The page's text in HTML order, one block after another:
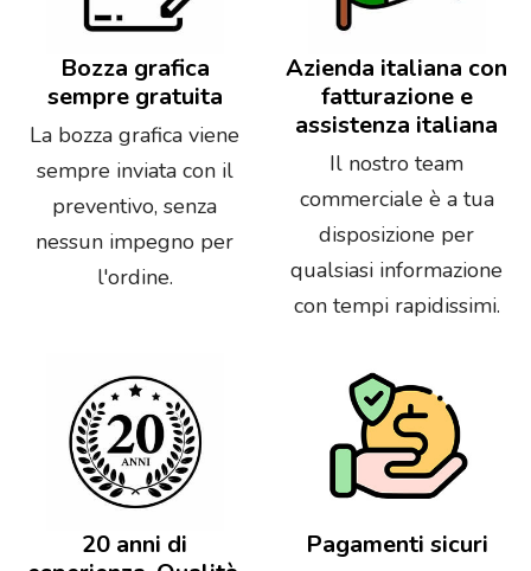
Bozza grafica
sempre gratuita
La bozza grafica viene
sempre inviata con il
preventivo, senza
nessun impegno per
l'ordine.
Azienda italiana con
fatturazione e
assistenza italiana
Il nostro team
commerciale è a tua
disposizione per
qualsiasi informazione
con tempi rapidissimi.
20 anni di
Pagamenti sicuri